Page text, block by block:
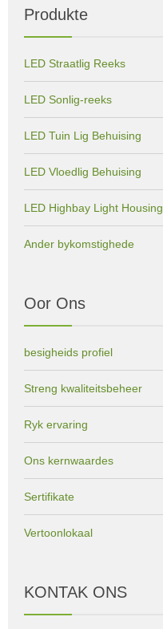
Produkte
LED Straatlig Reeks
LED Sonlig-reeks
LED Tuin Lig Behuising
LED Vloedlig Behuising
LED Highbay Light Housing
Ander bykomstighede
Oor Ons
besigheids profiel
Streng kwaliteitsbeheer
Ryk ervaring
Ons kernwaardes
Sertifikate
Vertoonlokaal
KONTAK ONS